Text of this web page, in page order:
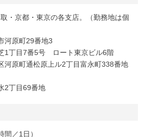
・京都・東京の各支店。（勤務地は個
原町29番地3
1丁目7番5号 ロート東京ビル6階
河原町通松原上ル2丁目富永町338番地
2丁目69番地
／1日）